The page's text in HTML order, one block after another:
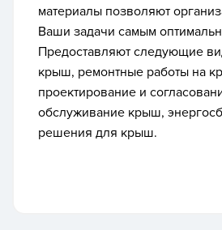
материалы позволяют
Ваши задачи самым
Предоставляют следующие
крыш, ремонтные работы на
проектирование и
обслуживание крыш,
решения для крыш.